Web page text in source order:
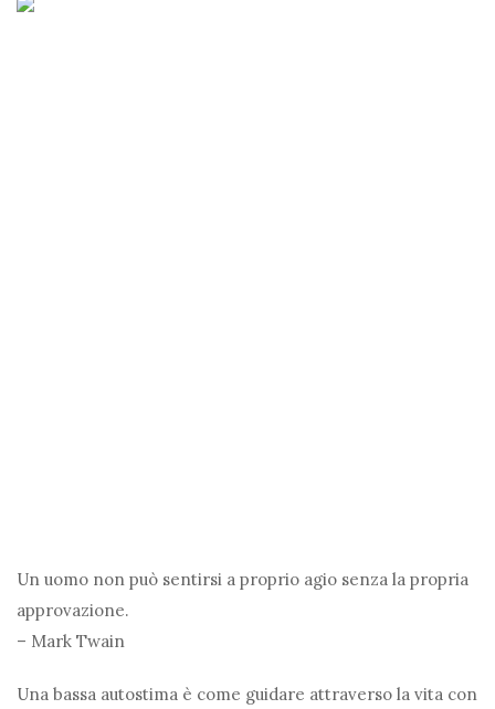
Un uomo non può sentirsi a proprio agio senza la propria
approvazione.
– Mark Twain
Una bassa autostima è come guidare attraverso la vita con